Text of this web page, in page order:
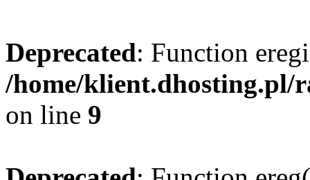
Deprecated: Function
/home/klient.dhosting.pl/
on line 9